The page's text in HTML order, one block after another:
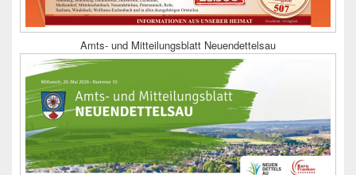
Amts- und Mitteilungsblatt Neuendettelsau